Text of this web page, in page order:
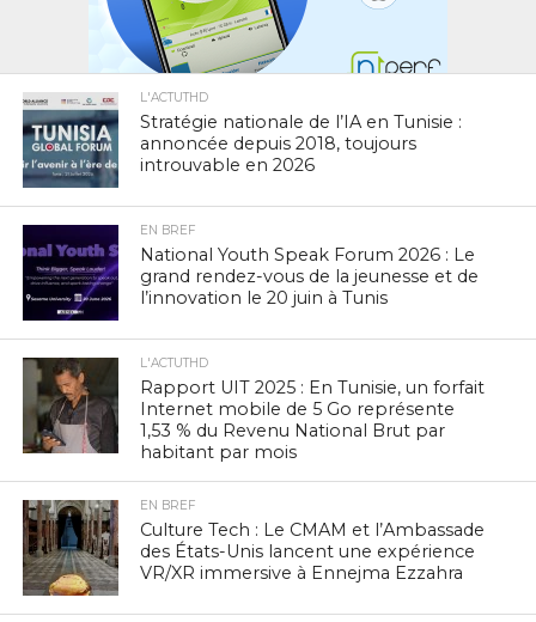
L'ACTUTHD
Stratégie nationale de l’IA en Tunisie :
annoncée depuis 2018, toujours
introuvable en 2026
EN BREF
National Youth Speak Forum 2026 : Le
grand rendez-vous de la jeunesse et de
l’innovation le 20 juin à Tunis
L'ACTUTHD
Rapport UIT 2025 : En Tunisie, un forfait
Internet mobile de 5 Go représente
1,53 % du Revenu National Brut par
habitant par mois
EN BREF
Culture Tech : Le CMAM et l’Ambassade
des États-Unis lancent une expérience
VR/XR immersive à Ennejma Ezzahra